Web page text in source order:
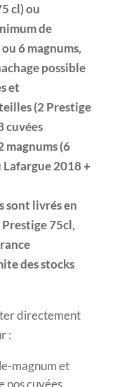
cl) ou
de
6 magnums,
possible
et
(2 Prestige
cuvées
magnums (6
2018 +
sont livrés en
75cl,
des stocks
directement
:
magnum et
nos cuvées